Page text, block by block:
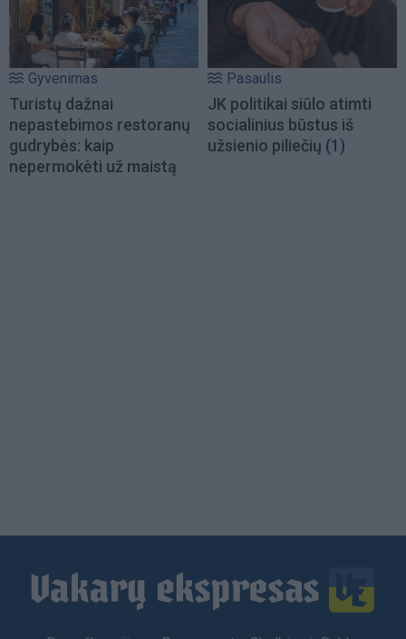
Gyvenimas
Turistų dažnai
nepastebimos restoranų
gudrybės: kaip
nepermokėti už maistą
Pasaulis
JK politikai siūlo atimti
socialinius būstus iš
užsienio piliečių (1)